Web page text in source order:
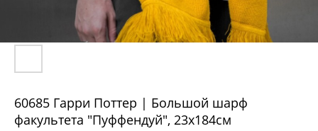
60685 Гарри Поттер | Большой шарф
факультета "Пуффендуй", 23х184см